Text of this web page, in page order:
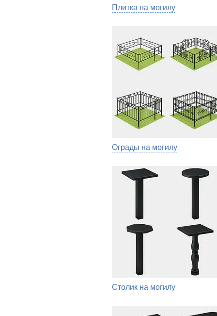
Плитка на могилу
Ограды на могилу
Столик на могилу